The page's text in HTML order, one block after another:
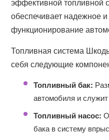
обеспечивает надежное
функционирование
Топливная система
себя следующие
Топливный бак:
автомобиля и
Топливный насос:
бака в систему